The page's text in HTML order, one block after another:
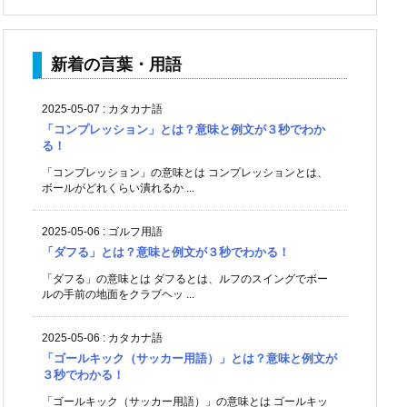
新着の言葉・用語
2025-05-07 : カタカナ語
「コンプレッション」とは？意味と例文が３秒でわか
る！
「コンプレッション」の意味とは コンプレッションとは、
ボールがどれくらい潰れるか ...
2025-05-06 : ゴルフ用語
「ダフる」とは？意味と例文が３秒でわかる！
「ダフる」の意味とは ダフるとは、ルフのスイングでボー
ルの手前の地面をクラブヘッ ...
2025-05-06 : カタカナ語
「ゴールキック（サッカー用語）」とは？意味と例文が
３秒でわかる！
「ゴールキック（サッカー用語）」の意味とは ゴールキッ